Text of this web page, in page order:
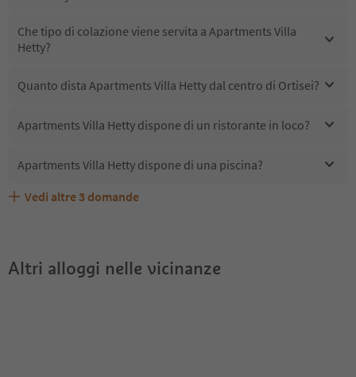
Che tipo di colazione viene servita a Apartments Villa
Hetty?
Quanto dista Apartments Villa Hetty dal centro di Ortisei?
Apartments Villa Hetty dispone di un ristorante in loco?
Apartments Villa Hetty dispone di una piscina?
Apartments Villa Hetty accetta animali domestici?
Quali servizi/attività sono disponibili presso Apartments
Gli ospiti di Apartments Villa Hetty ricevono l'Alto Adige
Vedi altre 3 domande
Altri alloggi nelle vicinanze